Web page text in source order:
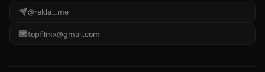
@rekla_me
topfilmx@gmail.com